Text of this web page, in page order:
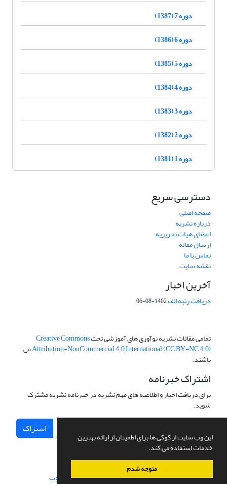
این وب سایت از کوکی ها برای اطمینان از ارائه بهترین
خدمات استفاده می کند.
متوجه شدم
دوره 7 (1387)
دوره 6 (1386)
دوره 5 (1385)
دوره 4 (1384)
دوره 3 (1383)
دوره 2 (1382)
دوره 1 (1381)
دسترسی سریع
صفحه اصلی
درباره نشریه
اعضای هیات تحریریه
ارسال مقاله
تماس با ما
نقشه سایت
آخرین اخبار
دریافت رتبه الف1402-08-06
تمامی مقالات نشریه نوآوری های آموزشی تحتCreative Commons
Attribution-NonCommercial 4.0 International (CC BY-NC 4.0)می
باشند.
اشتراک خبرنامه
برای دریافت اخبار و اطلاعیه های مهم نشریه در خبرنامه نشریه مشترک
شوید.
اشتراک
سامانه مدیریت نشریات علمی.طراحی و پیاده سازی از سیناوب